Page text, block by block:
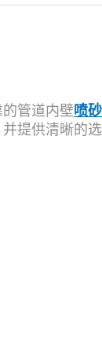
管道内壁喷
提供清晰的选